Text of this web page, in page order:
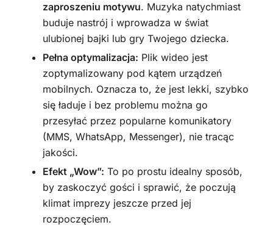
zaproszeniu motywu. Muzyka natychmiast
buduje nastrój i wprowadza w świat
ulubionej bajki lub gry Twojego dziecka.
Pełna optymalizacja: Plik wideo jest
zoptymalizowany pod kątem urządzeń
mobilnych. Oznacza to, że jest lekki, szybko
się ładuje i bez problemu można go
przesyłać przez popularne komunikatory
(MMS, WhatsApp, Messenger), nie tracąc
jakości.
Efekt „Wow”: To po prostu idealny sposób,
by zaskoczyć gości i sprawić, że poczują
klimat imprezy jeszcze przed jej
rozpoczęciem.